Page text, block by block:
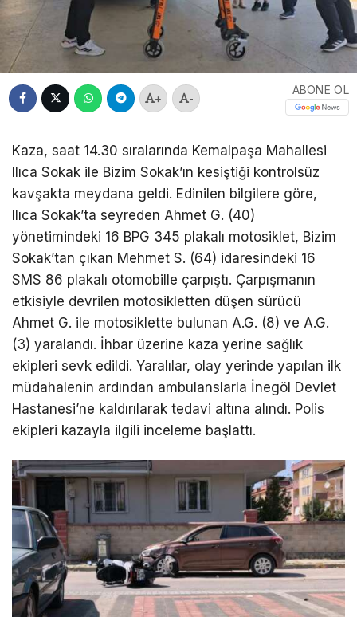
+ -
ABONE OL
Kaza, saat 14.30 sıralarında Kemalpaşa Mahallesi
Ilıca Sokak ile Bizim Sokak’ın kesiştiği kontrolsüz
kavşakta meydana geldi. Edinilen bilgilere göre,
Ilıca Sokak’ta seyreden Ahmet G. (40)
yönetimindeki 16 BPG 345 plakalı motosiklet, Bizim
Sokak’tan çıkan Mehmet S. (64) idaresindeki 16
SMS 86 plakalı otomobille çarpıştı. Çarpışmanın
etkisiyle devrilen motosikletten düşen sürücü
Ahmet G. ile motosiklette bulunan A.G. (8) ve A.G.
(3) yaralandı. İhbar üzerine kaza yerine sağlık
ekipleri sevk edildi. Yaralılar, olay yerinde yapılan ilk
müdahalenin ardından ambulanslarla İnegöl Devlet
Hastanesi’ne kaldırılarak tedavi altına alındı. Polis
ekipleri kazayla ilgili inceleme başlattı.